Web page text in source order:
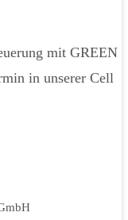
mit GREEN
in unserer Cell